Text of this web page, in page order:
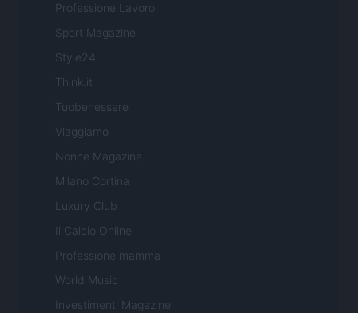
Professione Lavoro
Sport Magazine
Style24
Think.it
Tuobenessere
Viaggiamo
Nonne Magazine
Milano Cortina
Luxury Club
Il Calcio Online
Professione mamma
World Music
Investimenti Magazine